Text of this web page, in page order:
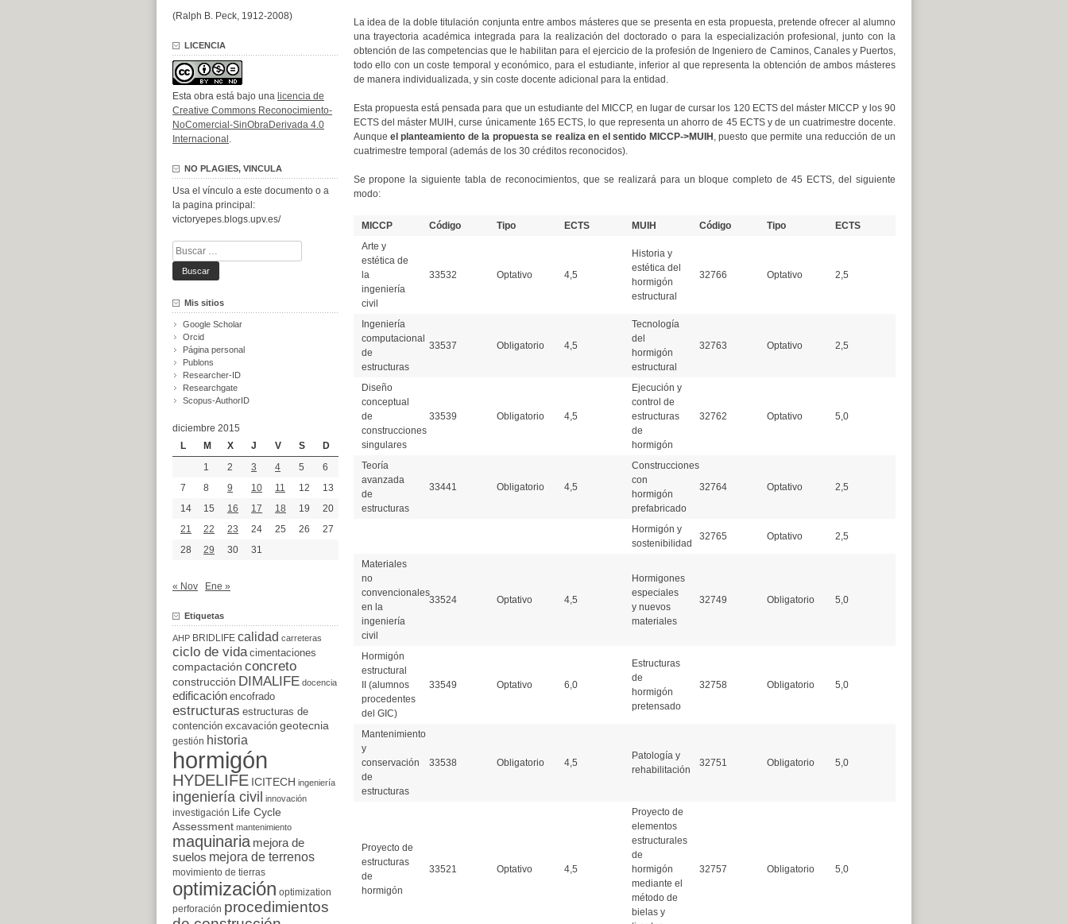
La idea de la doble titulación conjunta entre ambos másteres que se presenta en esta propuesta, pretende ofrecer al alumno
una trayectoria académica integrada para la realización del doctorado o para la especialización profesional, junto con la
obtención de las competencias que le habilitan para el ejercicio de la profesión de Ingeniero de Caminos, Canales y Puertos,
todo ello con un coste temporal y económico, para el estudiante, inferior al que representa la obtención de ambos másteres
de manera individualizada, y sin coste docente adicional para la entidad.
Esta propuesta está pensada para que un estudiante del MICCP, en lugar de cursar los 120 ECTS del máster MICCP y los 90
ECTS del máster MUIH, curse únicamente 165 ECTS, lo que representa un ahorro de 45 ECTS y de un cuatrimestre docente.
Aunque el planteamiento de la propuesta se realiza en el sentido MICCP->MUIH , puesto que permite una reducción de un
cuatrimestre temporal (además de los 30 créditos reconocidos).
Se propone la siguiente tabla de reconocimientos, que se realizará para un bloque completo de 45 ECTS, del siguiente
modo:
MICCP Código Tipo ECTS MUIH Código Tipo
ECTS
Arte y
estética de
la
ingeniería
civil
33532 Optativo 4,5
Historia y
estética del
hormigón
estructural
32766 Optativo 2,5
Ingeniería
computacional
de
estructuras
33537 Obligatorio 4,5
Tecnología
del
hormigón
estructural
32763 Optativo 2,5
Diseño
conceptual
de
construcciones
singulares
33539 Obligatorio 4,5
Ejecución y
control de
estructuras
de
hormigón
32762 Optativo 5,0
Teoría
avanzada
de
estructuras
33441 Obligatorio 4,5
Construcciones
con
hormigón
prefabricado
32764 Optativo 2,5
Hormigón y
sostenibilidad
32765 Optativo 2,5
Materiales
no
convencionales
en la
ingeniería
civil
33524 Optativo 4,5
Hormigones
especiales
y nuevos
materiales
32749 Obligatorio 5,0
Hormigón
estructural
II (alumnos
procedentes
del GIC)
33549 Optativo 6,0
Estructuras
de
hormigón
pretensado
32758 Obligatorio 5,0
Mantenimiento
y
conservación
de
estructuras
33538 Obligatorio 4,5
Patología y
rehabilitación
32751 Obligatorio 5,0
Proyecto de
estructuras
de
hormigón
33521 Optativo 4,5
Proyecto de
elementos
estructurales
de
hormigón
mediante el
método de
bielas y
32757 Obligatorio 5,0
(Ralph B. Peck, 1912-2008)
LICENCIA
Esta obra está bajo una licencia de
Creative Commons Reconocimiento-
NoComercial-SinObraDerivada 4.0
Internacional .
NO PLAGIES, VINCULA
Usa el vínculo a este documento o a
la pagina principal:
victoryepes.blogs.upv.es/
Buscar:
Mis sitios
Google Scholar
Orcid
Página personal
Publons
Researcher-ID
Researchgate
Scopus-AuthorID
diciembre 2015
L
M X J V S
D
1
2 3 4 5
6
7
8 9 10 11 12
13
14
15 16 17 18 19
20
21
22 23 24 25 26
27
28
29 30 31
« Nov Ene »
Etiquetas
AHP BRIDLIFE calidad carreteras
ciclo de vida cimentaciones
compactación concreto
construcción DIMALIFE docencia
edificación encofrado
estructuras estructuras de
contención excavación geotecnia
gestión historia
hormigón
HYDELIFE ICITECH ingeniería
ingeniería civil innovación
investigación
Life Cycle
Assessment mantenimiento
maquinaria mejora de
suelos mejora de terrenos
movimiento de tierras
optimización optimization
perforación procedimientos